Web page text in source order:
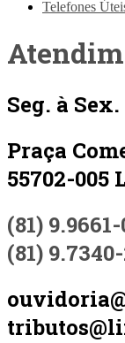
Telefones
Seg. à
Praça
55702-005
(81)
(81)